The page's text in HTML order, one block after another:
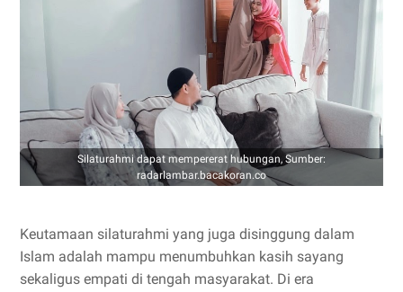
Silaturahmi dapat mempererat hubungan, Sumber:
radarlambar.bacakoran.co
Keutamaan silaturahmi yang juga disinggung dalam
Islam adalah mampu menumbuhkan kasih sayang
sekaligus empati di tengah masyarakat. Di era